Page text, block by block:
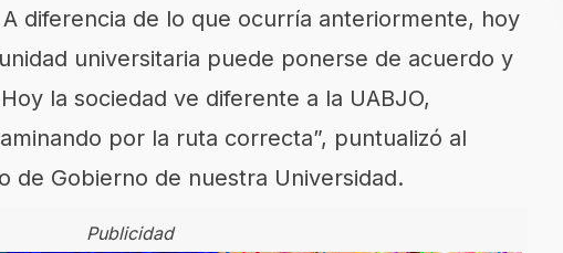
diferencia de lo que ocurría anteriormente, hoy
universitaria puede ponerse de acuerdo y
la sociedad ve diferente a la UABJO,
por la ruta correcta”, puntualizó al
de Gobierno de nuestra Universidad.
Publicidad